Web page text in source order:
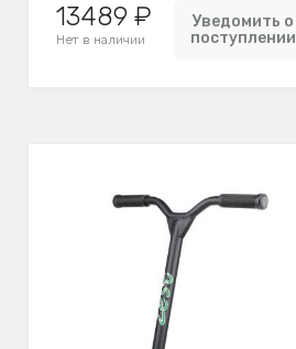
13489 ₽
Нет в наличии
Уведомить о
поступлении